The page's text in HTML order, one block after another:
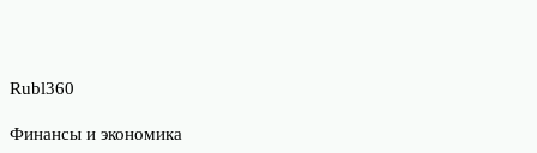
Rubl360
Финансы и экономика